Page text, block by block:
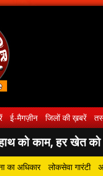
ई-मैगज़ीन जिलों की ख़बरें
को काम, हर खेत को
का अधिकार लोकसेवा गारंटी